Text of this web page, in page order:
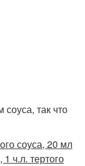
так что
соуса, 20 мл
1 ч.л. тертого